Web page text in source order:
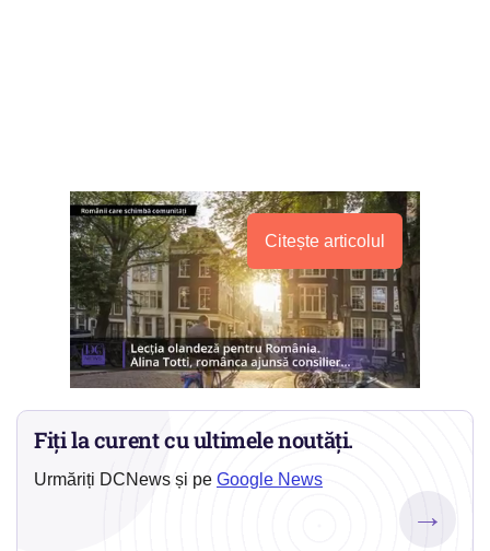
Citește articolul
Fiți la curent cu ultimele noutăți.
Urmăriți DCNews și pe Google News
→